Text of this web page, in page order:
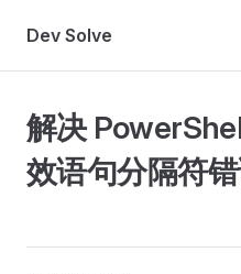
Skip to content
Dev Solve
解决
效语句分隔符